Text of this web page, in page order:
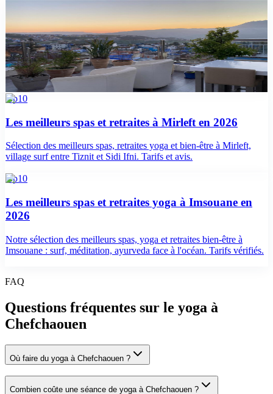
Que faire à Chefchaouen en 2 jours : itinéraire ville
bleue
Itinéraire 2 jours à Chefchaouen : médina bleue, kasbah, mosquée
espagnole, randonnée Akchour. Conseils horaires, tarifs et restos.
top10
Les meilleurs spas et retraites à Mirleft en 2026
Sélection des meilleurs spas, retraites yoga et bien-être à Mirleft,
village surf entre Tiznit et Sidi Ifni. Tarifs et avis.
top10
Les meilleurs spas et retraites yoga à Imsouane en
2026
Notre sélection des meilleurs spas, yoga et retraites bien-être à
Imsouane : surf, méditation, ayurveda face à l'océan. Tarifs vérifiés.
FAQ
Questions fréquentes sur le yoga à
Chefchaouen
Où faire du yoga à Chefchaouen ?
Combien coûte une séance de yoga à Chefchaouen ?